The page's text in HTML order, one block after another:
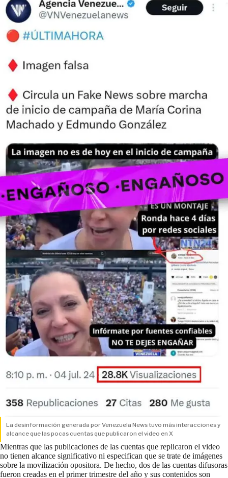
La desinformación generada por Venezuela News tuvo más interacciones y
alcance que las pocas cuentas que publicaron el video en X
Mientras que las publicaciones de las cuentas que replicaron el video
no tienen alcance significativo ni especifican que se trate de imágenes
sobre la movilización opositora. De hecho, dos de las cuentas difusoras
fueron creadas en el primer trimestre del año y sus contenidos son